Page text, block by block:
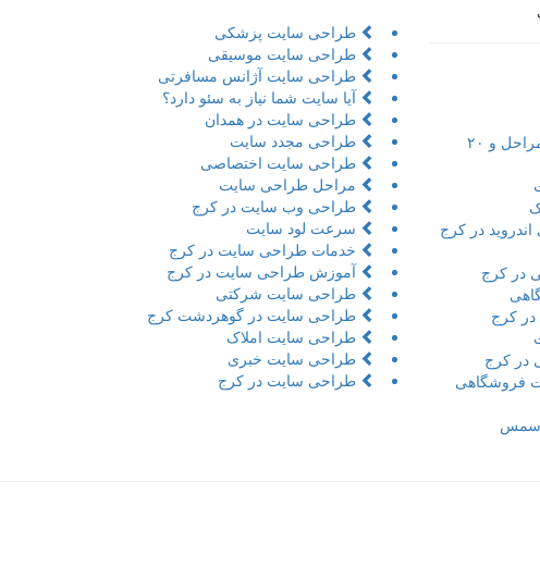
طراحی سایت پزشکی
طراحی سایت موسیقی
طراحی سایت آژانس مسافرتی
آیا سایت شما نیاز به سئو دارد؟
طراحی سایت در همدان
طراحی مجدد سایت
طراحی سایت اختصاصی
مراحل طراحی سایت
طراحی وب سایت در کرج
سرعت لود سایت
خدمات طراحی سایت در کرج
آموزش طراحی سایت در کرج
طراحی سایت شرکتی
طراحی سایت در گوهردشت کرج
طراحی سایت املاک
طراحی سایت خبری
طراحی سایت در کرج
تور مجازی به همراه مراحل و ۲۰
در کرج
در کرج
کرج
در کرج
فروشگاهی
اسمس